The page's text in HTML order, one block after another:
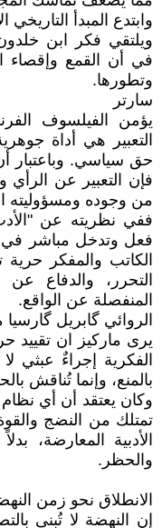
وابتدع المبدأ
ويلتقي فكر ابن
في أن القمع وإقصاء
وتطورها.
سارتر
يؤمن الفيلسوف
التعبير هي أداة
حق سياسي. وباعتبار
فإن التعبير عن الرأي
من وجوده ومسؤوليته
ففي نظريته عن
فعل وتدخل مباشر في
الكاتب والمفكر
التحرر، والدفاع عن
المنفصلة عن الواقع.
الروائي گابريل گارسيا
يرى ماركيز ان تقييد
الفكرية إجراءٌ عبثي
بالمنع، وإنما تُناقش
وكان يعتقد أن أي
تمتلك من النضج
الأدبية المعارضة،
والحظر.
الانطلاق نحو زمن
إن النهضة لا تُبنى